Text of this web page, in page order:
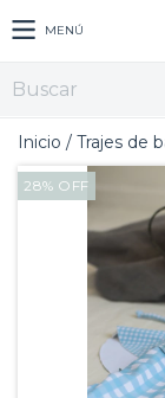
MENÚ
Inicio / Trajes de
28% OFF